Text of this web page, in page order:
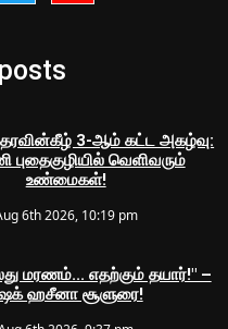
3-ஆம் கட்ட அகழ்வு:
புதைகுழியில் வெளிவரும்
உண்மைகள்!
6th 2026, 10:19 pm
மரணம்... எதற்கும் தயார்!" –
ஹசீனா சூளுரை!